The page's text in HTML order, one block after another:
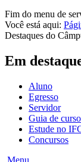
Fim do menu de
Você está aqui:
Destaques do
Em
Aluno
Egresso
Servidor
Guia de
Estude no
Concursos